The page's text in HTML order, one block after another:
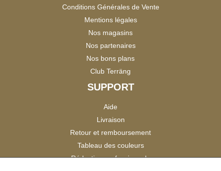
Conditions Générales de Vente
Mentions légales
Nos magasins
Nos partenaires
Nos bons plans
Club Terräng
SUPPORT
Aide
Livraison
Retour et remboursement
Tableau des couleurs
Réduction professionnels